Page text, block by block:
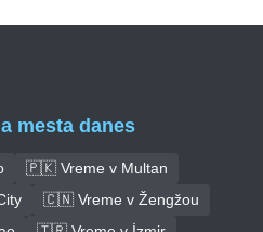
mesta danes
🇵🇰 Vreme v Multan
🇨🇳 Vreme v Žengžou